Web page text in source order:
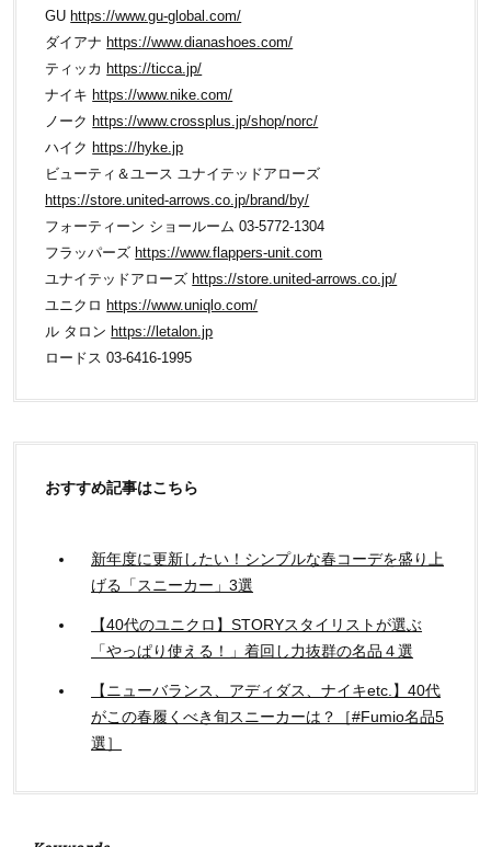
GU https://www.gu-global.com/
ダイアナ https://www.dianashoes.com/
ティッカ https://ticca.jp/
ナイキ https://www.nike.com/
ノーク https://www.crossplus.jp/shop/norc/
ハイク https://hyke.jp
ビューティ＆ユース ユナイテッドアローズ
https://store.united-arrows.co.jp/brand/by/
フォーティーン ショールーム 03-5772-1304
フラッパーズ https://www.flappers-unit.com
ユナイテッドアローズ https://store.united-arrows.co.jp/
ユニクロ https://www.uniqlo.com/
ル タロン https://letalon.jp
ロードス 03-6416-1995
おすすめ記事はこちら
新年度に更新したい！シンプルな春コーデを盛り上
げる「スニーカー」3選
【40代のユニクロ】STORYスタイリストが選ぶ
「やっぱり使える！」着回し力抜群の名品４選
【ニューバランス、アディダス、ナイキetc.】40代
がこの春履くべき旬スニーカーは？［#Fumio名品5
選］